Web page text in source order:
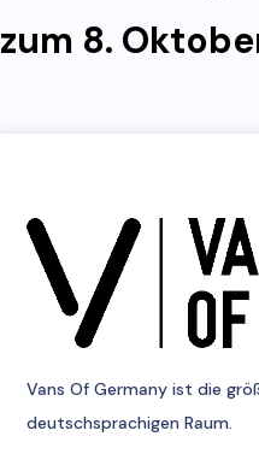
zum 8.
Vans Of Germany ist die
deutschsprachigen Raum.